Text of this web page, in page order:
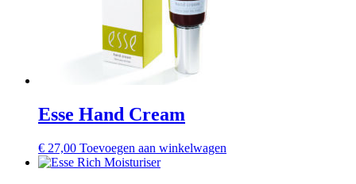
Esse Hand Cream
€ 27,00 Toevoegen aan winkelwagen